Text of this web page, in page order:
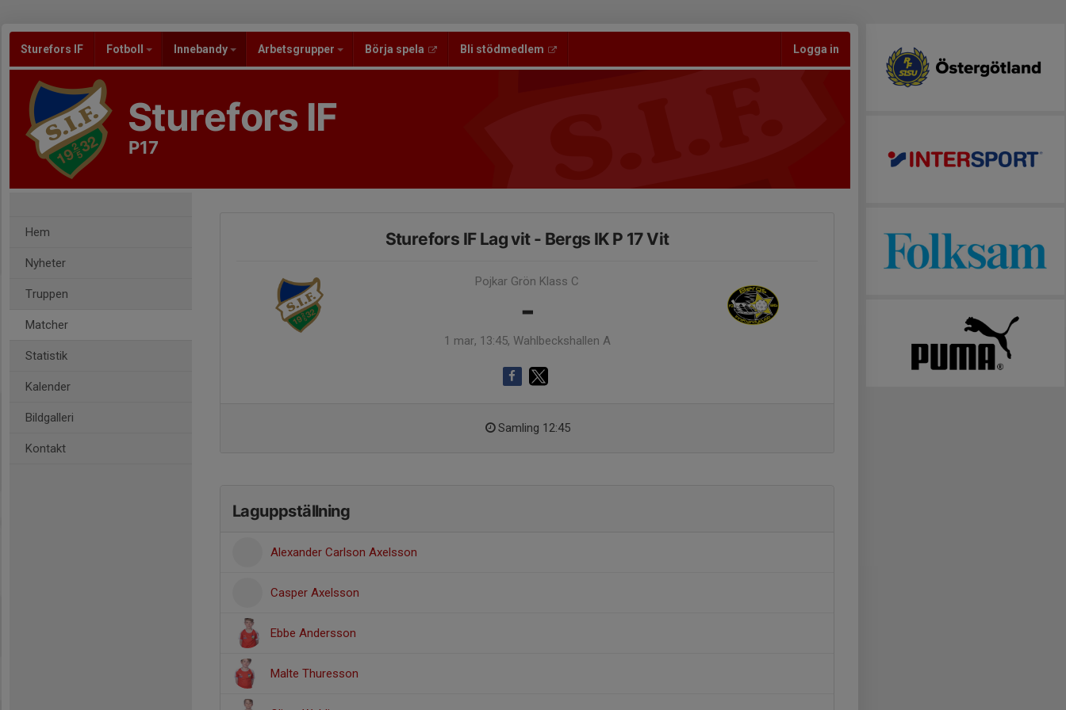
Sturefors IF Fotboll Innebandy Arbetsgrupper Börja spela Bli stödmedlem Logga in
Sturefors IF
P17
Hem
Nyheter
Truppen
Matcher
Statistik
Kalender
Bildgalleri
Kontakt
Sturefors IF Lag vit - Bergs IK P 17 Vit
Pojkar Grön Klass C
-
1 mar, 13:45, Wahlbeckshallen A
Samling 12:45
Laguppställning
Alexander Carlson Axelsson
Casper Axelsson
Ebbe Andersson
Malte Thuresson